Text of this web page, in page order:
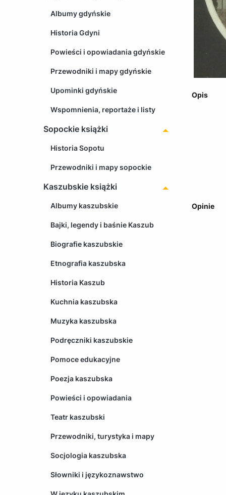
Albumy gdyńskie
Historia Gdyni
Powieści i opowiadania gdyńskie
Przewodniki i mapy gdyńskie
Upominki gdyńskie
Wspomnienia, reportaże i listy
Sopockie książki
Historia Sopotu
Przewodniki i mapy sopockie
Kaszubskie książki
Albumy kaszubskie
Bajki, legendy i baśnie Kaszub
Biografie kaszubskie
Etnografia kaszubska
Historia Kaszub
Kuchnia kaszubska
Muzyka kaszubska
Podręczniki kaszubskie
Pomoce edukacyjne
Poezja kaszubska
Powieści i opowiadania
Teatr kaszubski
Przewodniki, turystyka i mapy
Socjologia kaszubska
Słowniki i językoznawstwo
Opis
Opinie